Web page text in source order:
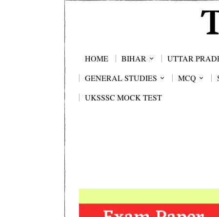
HOME BIHAR UTTAR
GENERAL STUDIES
MCQ
UKSSSC MOCK TEST